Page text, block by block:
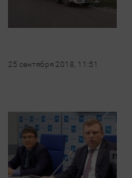
25 сентября 2018, 11:51